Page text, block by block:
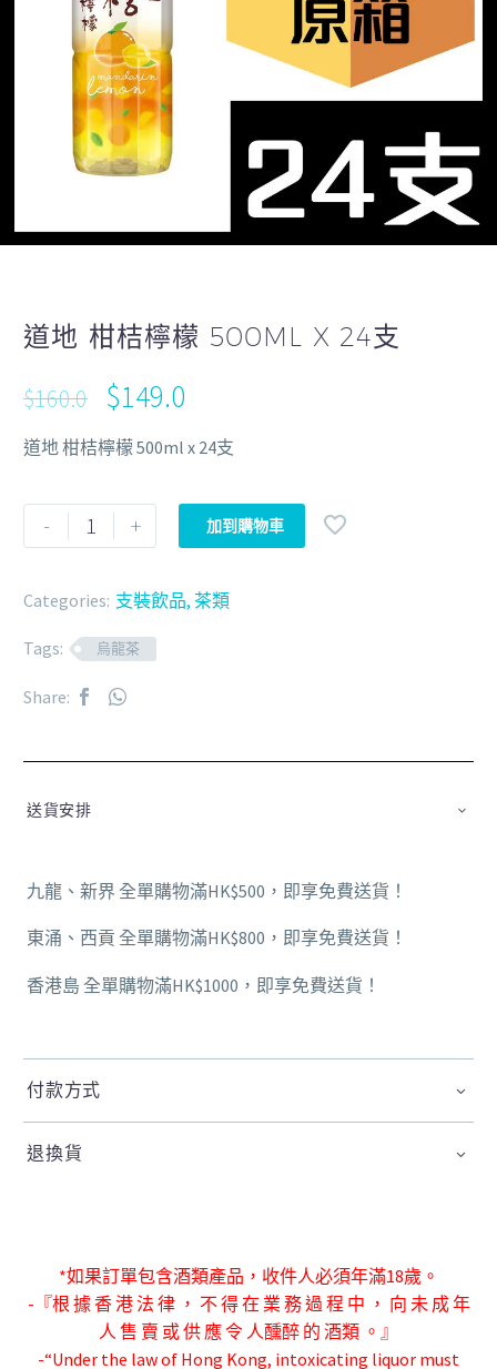
道地 柑桔檸檬 500ML X 24支
$160.0 $149.0
道地 柑桔檸檬 500ml x 24支
- + 加到購物車
Categories: 支裝飲品, 茶類
Tags: 烏龍茶
Share:
送貨安排
九龍、新界 全單購物滿HK$500，即享免費送貨！
東涌、西貢 全單購物滿HK$800，即享免費送貨！
香港島 全單購物滿HK$1000，即享免費送貨！
付款方式
退換貨
*如果訂單包含酒類產品，收件人必須年滿18歲。
-『根 據 香 港 法 律 ， 不 得 在 業 務 過 程 中 ， 向 未 成 年
人 售 賣 或 供 應 令 人醺醉 的 酒類 。』
-“Under the law of Hong Kong, intoxicating liquor must